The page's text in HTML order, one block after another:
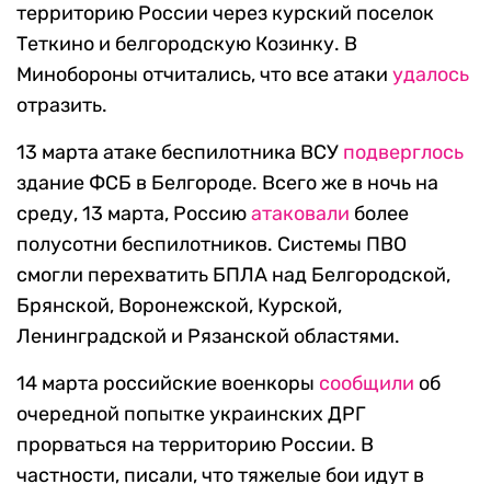
территорию России через курский поселок
Теткино и белгородскую Козинку. В
Минобороны отчитались, что все атаки удалось
отразить.
13 марта атаке беспилотника ВСУ подверглось
здание ФСБ в Белгороде. Всего же в ночь на
среду, 13 марта, Россиюатаковали более
полусотни беспилотников. Системы ПВО
смогли перехватить БПЛА над Белгородской,
Брянской, Воронежской, Курской,
Ленинградской и Рязанской областями.
14 марта российские военкоры сообщили об
очередной попытке украинских ДРГ
прорваться на территорию России. В
частности, писали, что тяжелые бои идут в